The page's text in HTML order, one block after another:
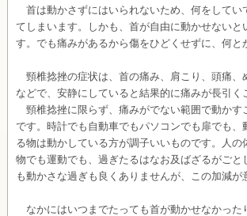
首は動かさずにはいられないため、何をしてい
てしまいます。しかも、首が自由に動かせないと
す。でも痛みがあるから傷をひどくせずに、何と
頸椎捻挫の症状は、首の痛み、肩こり、頭痛、
などで、安静にしていると結果的に痛みが長引く
頸椎捻挫に限らず、痛みがでない範囲で動かす
です。時計でも自動車でもパソコンでも扉でも、
る物は動かしている方が調子いいものです。人の
物でも運動でも、過ぎたるはなお及ばざるがごと
も動かさな過ぎも良くありませんが、この加減が
なかにはいつまでたっても首が動かせなかった